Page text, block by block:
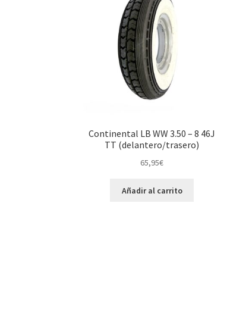
Continental LB WW 3.50 – 8 46J
TT (delantero/trasero)
65,95€
Añadir al carrito